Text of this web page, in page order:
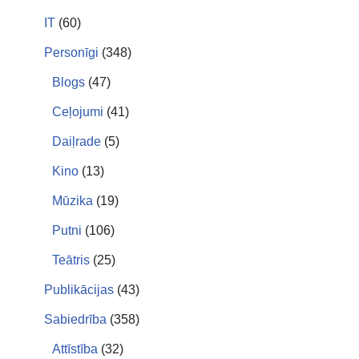
IT (60)
Personīgi (348)
Blogs (47)
Ceļojumi (41)
Daiļrade (5)
Kino (13)
Mūzika (19)
Putni (106)
Teātris (25)
Publikācijas (43)
Sabiedrība (358)
Attīstība (32)